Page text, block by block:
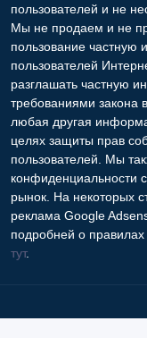
пользователей и не
Мы не продаем и не
пользование частную
пользователей
разглашать частную
требованиями закона
любая другая
целях защиты прав
пользователей. Мы
конфиденциальности
рынок. На некоторых
реклама Google
подробней о
тут.